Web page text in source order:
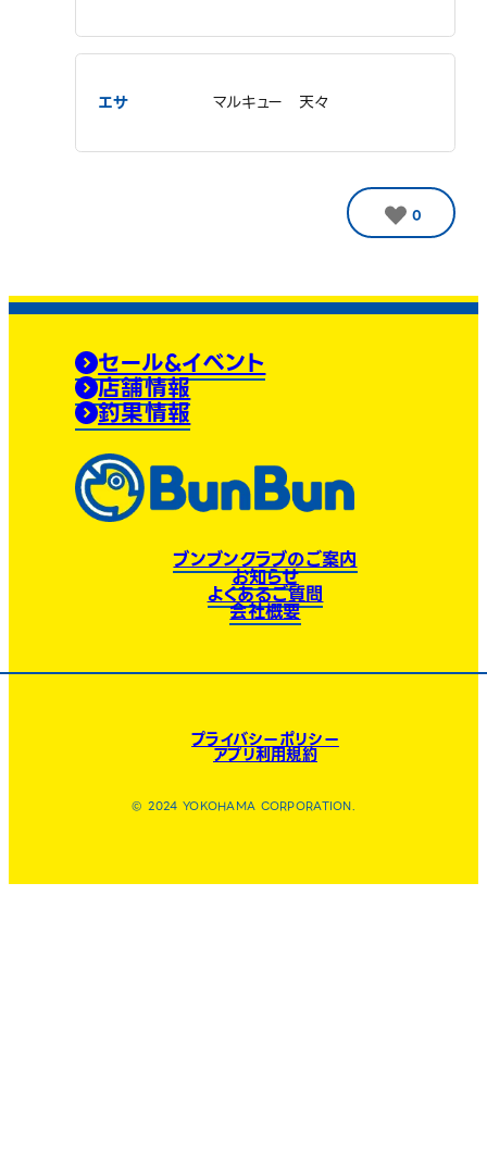
エサ マルキュー 天々
0
セール&イベント
店舗情報
釣果情報
ブンブンクラブのご案内
お知らせ
よくあるご質問
会社概要
プライバシーポリシー
アプリ利用規約
© 2024 YOKOHAMA CORPORATION.